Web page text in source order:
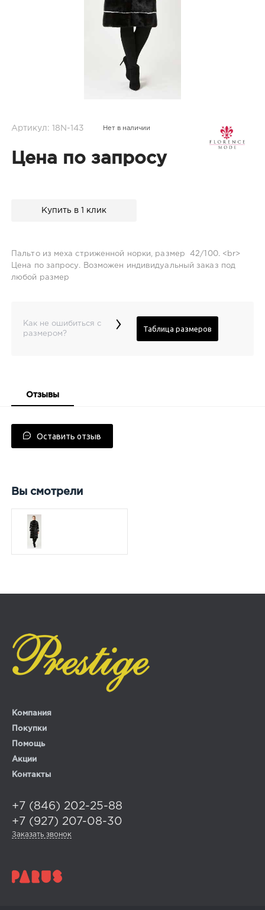
Артикул: 18N-143 Нет в наличии
Цена по запросу
Купить в 1 клик
Пальто из меха стриженной норки, размер 42/100. <br>
Цена по запросу. Возможен индивидуальный заказ под
любой размер
Как не ошибиться с
размером?
› Таблица размеров
Отзывы
Оставить отзыв
Вы смотрели
Компания
Покупки
Помощь
Акции
Контакты
+7 (846) 202-25-88
+7 (927) 207-08-30
Заказать звонок